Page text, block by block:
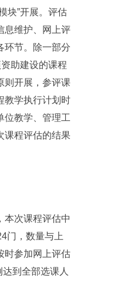
块”开展。评估
息维护、网上评
环节。除一部分
助建设的课程
则开展，参评课
教学执行计划时
位教学、管理工
课程评估的结果
本次课程评估中
门，数量与上
时参加网上评估
到全部选课人